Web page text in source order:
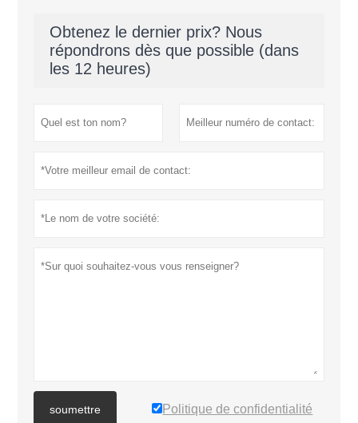
Obtenez le dernier prix? Nous
répondrons dès que possible (dans
les 12 heures)
soumettre Politique de confidentialité